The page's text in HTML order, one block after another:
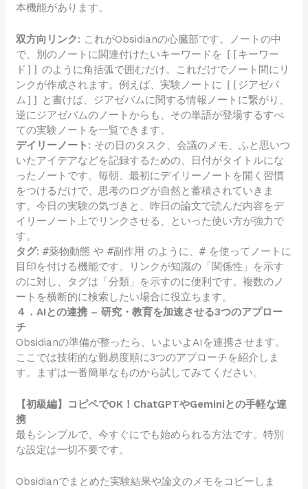
本機能があります。
双方向リンク: これがObsidianの心臓部です。ノートの中
で、別のノートに関連付けたいキーワードを [[キーワー
ド]] のように角括弧で囲むだけ。これだけでノート間にリ
ンクが作成されます。例えば、実験ノートに [[ジアゼパ
ム]] と書けば、ジアゼパムに関する情報ノートに繋がり、
逆にジアゼパムのノートからも、その単語が登場するすべ
ての実験ノートを一覧できます。
デイリーノート : その日のタスク、会議のメモ、ふと思いつ
いたアイデアなどを記録するための、日付がタイトルにな
ったノートです。毎朝、最初にデイリーノートを開く習慣
をつけるだけで、思考のログが自然と蓄積されていきま
す。今日の実験の気づきと、昨日の論文で読んだ内容をデ
イリーノート上でリンクさせる、といった使い方が強力で
す。
タグ:#薬物動態 や#副作用 のように、# を使ってノートに
目印を付ける機能です。リンクが知識の「関係性」を示す
のに対し、タグは「分類」を示すのに便利です。複数のノ
ートを横断的に検索したい場合に役立ちます。
４．AIとの連携 – 研究・教育を加速させる3つのアプロー
チ
Obsidianの準備が整ったら、いよいよAIを連携させます。
ここでは技術的な難易度順に3つのアプローチを紹介しま
す。まずは一番簡単なものから試してみてください。
【初級編】コピペでOK！ChatGPTやGeminiとの手軽な連
携
最もシンプルで、今すぐにでも始められる方法です。特別
な設定は一切不要です。
Obsidianでまとめた実験結果や論文のメモをコピーしま